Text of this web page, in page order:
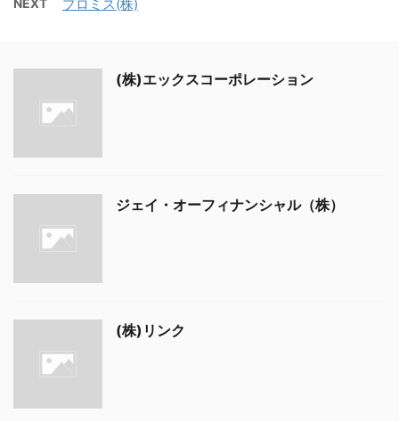
NEXT プロミス(株)
(株)エックスコーポレーション
ジェイ・オーフィナンシャル（株）
(株)リンク